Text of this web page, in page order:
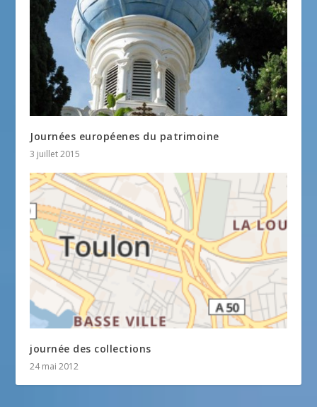
Journées européenes du patrimoine
3 juillet 2015
journée des collections
24 mai 2012